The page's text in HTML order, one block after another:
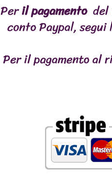
accoglienza
Peril pagamento
conto Paypal,
Per il pagamento al